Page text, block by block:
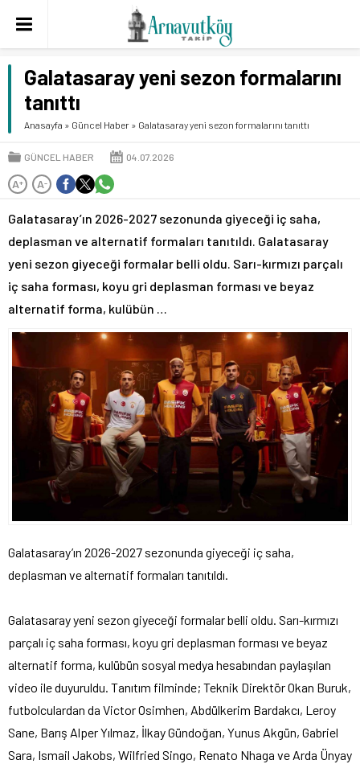
Galatasaray yeni sezon formalarını
tanıttı
Anasayfa » Güncel Haber » Galatasaray yeni sezon formalarını tanıttı
GÜNCEL HABER 04.07.2026
A+ A-
Galatasaray’ın 2026-2027 sezonunda giyeceği iç saha,
deplasman ve alternatif formaları tanıtıldı. Galatasaray
yeni sezon giyeceği formalar belli oldu. Sarı-kırmızı parçalı
iç saha forması, koyu gri deplasman forması ve beyaz
alternatif forma, kulübün …
Galatasaray’ın 2026-2027 sezonunda giyeceği iç saha,
deplasman ve alternatif formaları tanıtıldı.
Galatasaray yeni sezon giyeceği formalar belli oldu. Sarı-kırmızı
parçalı iç saha forması, koyu gri deplasman forması ve beyaz
alternatif forma, kulübün sosyal medya hesabından paylaşılan
video ile duyuruldu. Tanıtım filminde; Teknik Direktör Okan Buruk,
futbolculardan da Victor Osimhen, Abdülkerim Bardakcı, Leroy
Sane, Barış Alper Yılmaz, İlkay Gündoğan, Yunus Akgün, Gabriel
Sara, Ismail Jakobs, Wilfried Singo, Renato Nhaga ve Arda Ünyay